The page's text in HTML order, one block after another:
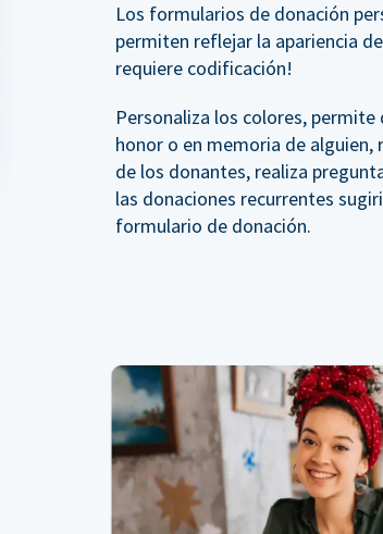
Los formularios de donación
permiten reflejar la apariencia
requiere codificación!
Personaliza los colores,
honor o en memoria de
de los donantes, realiza
las donaciones recurrentes
formulario de donación.